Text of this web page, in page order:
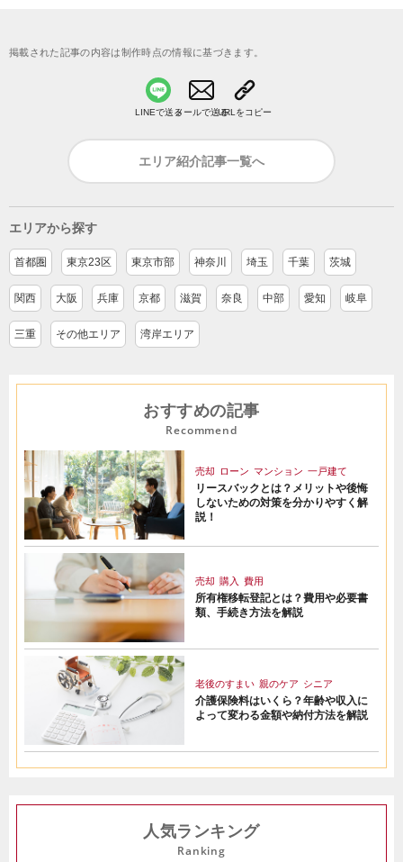
掲載された記事の内容は制作時点の情報に基づきます。
LINEで送るメールで送るURLをコピー
エリア紹介記事一覧へ
エリアから探す
首都圏 東京23区 東京市部 神奈川 埼玉 千葉 茨城
関西 大阪 兵庫 京都 滋賀 奈良 中部 愛知 岐阜
三重 その他エリア 湾岸エリア
おすすめの記事
Recommend
売却 ローン マンション 一戸建て
リースバックとは？メリットや後悔
しないための対策を分かりやすく解
説！
売却 購入 費用
所有権移転登記とは？費用や必要書
類、手続き方法を解説
老後のすまい 親のケア シニア
介護保険料はいくら？年齢や収入に
よって変わる金額や納付方法を解説
人気ランキング
Ranking